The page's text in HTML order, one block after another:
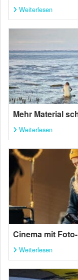
Weiterlesen
Mehr Material
Weiterlesen
Cinema mit
Weiterlesen